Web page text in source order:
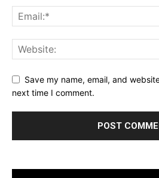
Save my name, email, and
next time I comment.